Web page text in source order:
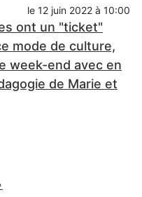
le 12 juin 2022 à 10:00
ont un "ticket"
mode de culture,
week-end avec en
de Marie et